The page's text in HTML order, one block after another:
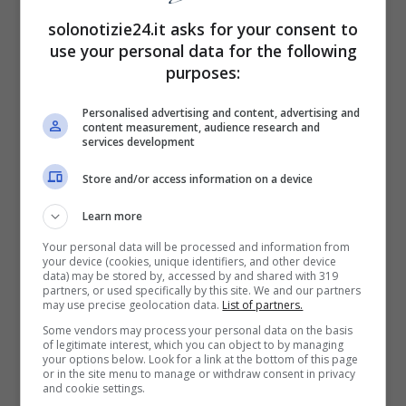
Nonostante tutto, l’attenzione dei media e dei
discutere oggi troviamo unadichiarazione
che non molto tempo fa Michelle Hunziker
ha rilasciato su Eros Ramazzottiin occasione
della sua partecipazione aL’Intervista di
Maurizio Costanzo.
“Sono scappata…”
solonotizie24.it asks for your consent to
use your personal data for the following
purposes:
Personalised advertising and content, advertising and
content measurement, audience research and
services development
Store and/or access information on a device
Learn more
Your personal data will be processed and information from
your device (cookies, unique identifiers, and other device
data) may be stored by, accessed by and shared with 319
partners, or used specifically by this site. We and our partners
may use precise geolocation data. List of partners.
Some vendors may process your personal data on the basis
of legitimate interest, which you can object to by managing
your options below. Look for a link at the bottom of this page
or in the site menu to manage or withdraw consent in privacy
and cookie settings.